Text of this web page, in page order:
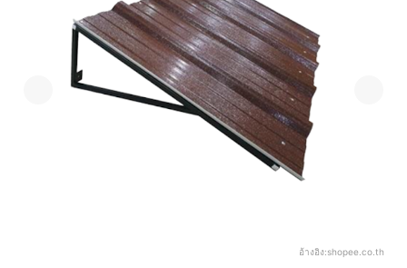
อ้างอิง:shopee.co.th